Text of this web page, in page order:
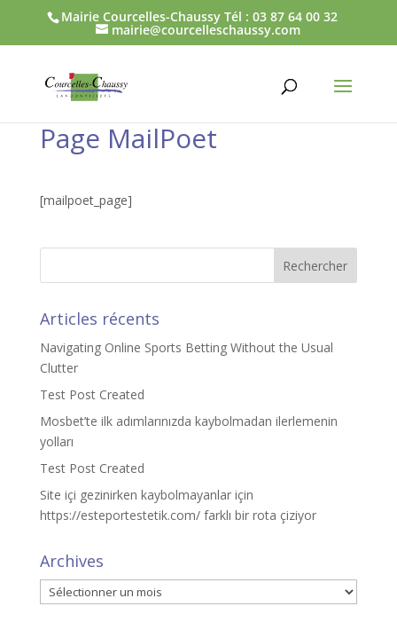
Mairie Courcelles-Chaussy Tél : 03 87 64 00 32
mairie@courcelleschaussy.com
Page MailPoet
[mailpoet_page]
Articles récents
Navigating Online Sports Betting Without the Usual
Clutter
Test Post Created
Mosbet’te ilk adımlarınızda kaybolmadan ilerlemenin
yolları
Test Post Created
Site içi gezinirken kaybolmayanlar için
https://esteportestetik.com/ farklı bir rota çiziyor
Archives
Archives